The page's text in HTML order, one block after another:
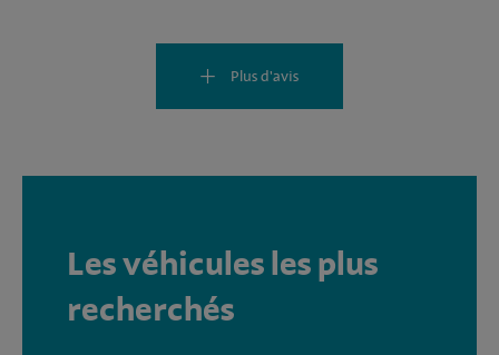
Plus d'avis
Les véhicules les plus
recherchés